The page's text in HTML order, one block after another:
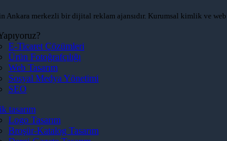
Ankara merkezli bir dijital reklam ajansıdır. Kurumsal kimlik ve web
E-Ticaret Çözümleri
Ürün Fotoğrafçılığı
Web Tasarım
Sosyal Medya Yönetimi
SEO
tasarım
Logo Tasarım
Broşür-Katalog Tasarım